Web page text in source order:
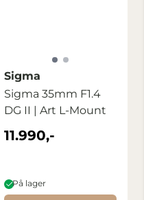
Sigma
Sigma 35mm F1.4
DG II | Art L-Mount
11.990,-
På lager